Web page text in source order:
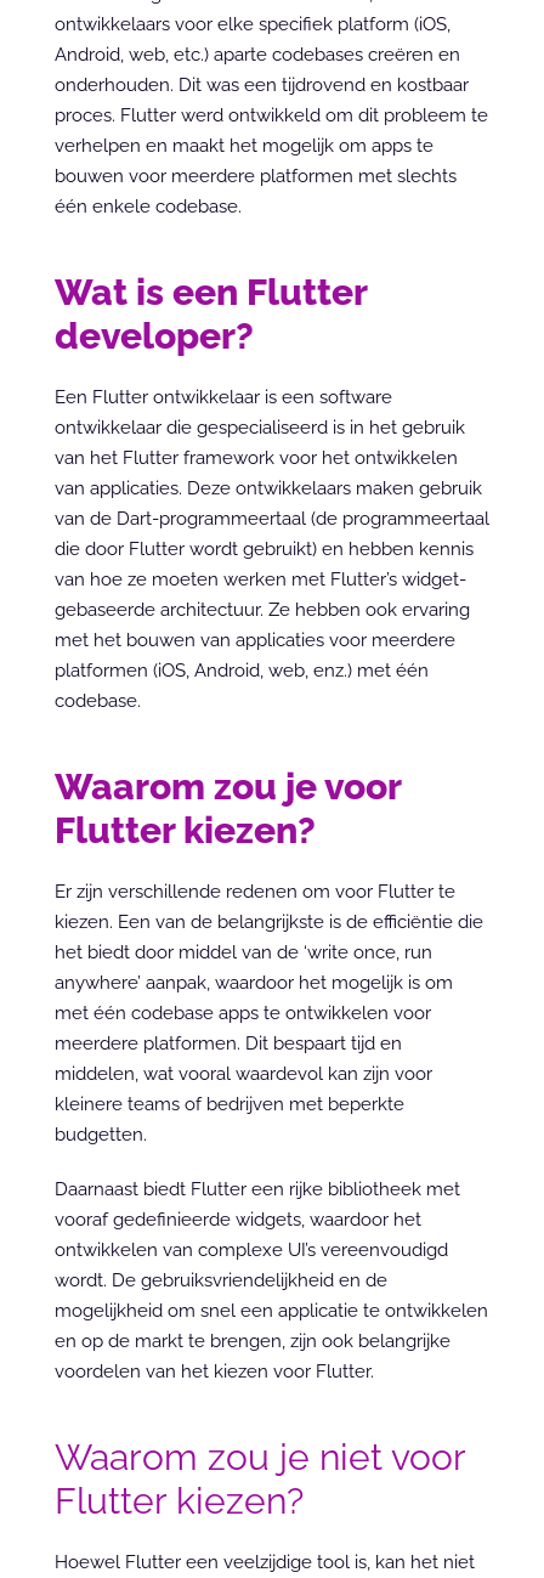
ontwikkelaars voor elke specifiek platform (iOS,
Android, web, etc.) aparte codebases creëren en
onderhouden. Dit was een tijdrovend en kostbaar
proces. Flutter werd ontwikkeld om dit probleem te
verhelpen en maakt het mogelijk om apps te
bouwen voor meerdere platformen met slechts
één enkele codebase.
Wat is een Flutter
developer?
Een Flutter ontwikkelaar is een software
ontwikkelaar die gespecialiseerd is in het gebruik
van het Flutter framework voor het ontwikkelen
van applicaties. Deze ontwikkelaars maken gebruik
van de Dart-programmeertaal (de programmeertaal
die door Flutter wordt gebruikt) en hebben kennis
van hoe ze moeten werken met Flutter’s widget-
gebaseerde architectuur. Ze hebben ook ervaring
met het bouwen van applicaties voor meerdere
platformen (iOS, Android, web, enz.) met één
codebase.
Waarom zou je voor
Flutter kiezen?
Er zijn verschillende redenen om voor Flutter te
kiezen. Een van de belangrijkste is de efficiëntie die
het biedt door middel van de ‘write once, run
anywhere’ aanpak, waardoor het mogelijk is om
met één codebase apps te ontwikkelen voor
meerdere platformen. Dit bespaart tijd en
middelen, wat vooral waardevol kan zijn voor
kleinere teams of bedrijven met beperkte
budgetten.
Daarnaast biedt Flutter een rijke bibliotheek met
vooraf gedefinieerde widgets, waardoor het
ontwikkelen van complexe UI’s vereenvoudigd
wordt. De gebruiksvriendelijkheid en de
mogelijkheid om snel een applicatie te ontwikkelen
en op de markt te brengen, zijn ook belangrijke
voordelen van het kiezen voor Flutter.
Waarom zou je niet voor
Flutter kiezen?
Hoewel Flutter een veelzijdige tool is, kan het niet